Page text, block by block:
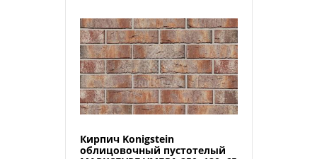
Кирпич Konigstein
облицовочный пустотелый